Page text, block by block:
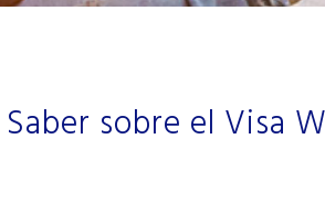
sobre el Visa